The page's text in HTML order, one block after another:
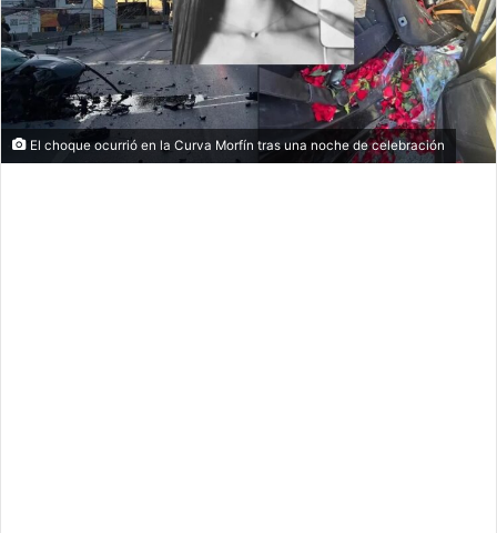
El choque ocurrió en la Curva Morfín tras una noche de celebración